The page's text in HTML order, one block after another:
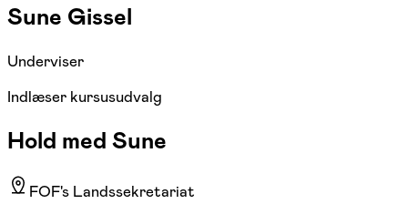
Sune Gissel
Underviser
Indlæser kursusudvalg
Hold med Sune
FOF's Landssekretariat